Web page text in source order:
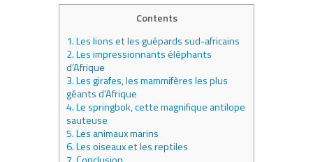
Contents
1.Les lions et les guépards sud-africains
2.Les impressionnants éléphants
d’Afrique
3.Les girafes, les mammifères les plus
géants d’Afrique
4.Le springbok, cette magnifique antilope
sauteuse
5.Les animaux marins
6.Les oiseaux et les reptiles